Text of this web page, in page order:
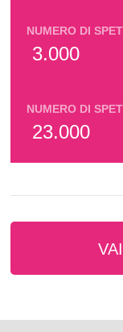
NUMERO DI
3.000
NUMERO DI
23.000